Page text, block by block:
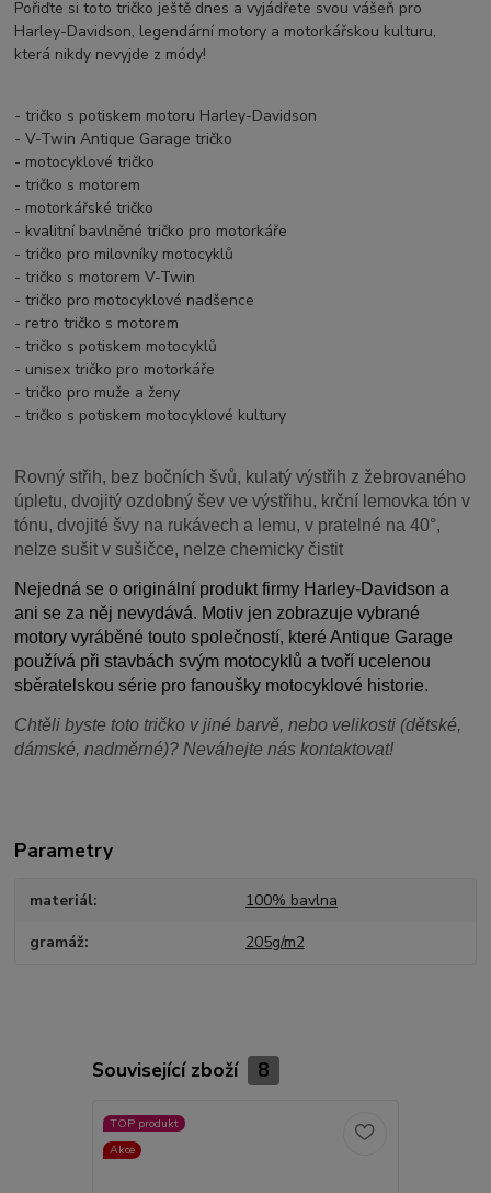
Pořiďte si toto tričko ještě dnes a vyjádřete svou vášeň pro
Harley-Davidson, legendární motory a motorkářskou kulturu,
která nikdy nevyjde z módy!
- tričko s potiskem motoru Harley-Davidson
- V-Twin Antique Garage tričko
- motocyklové tričko
- tričko s motorem
- motorkářské tričko
- kvalitní bavlněné tričko pro motorkáře
- tričko pro milovníky motocyklů
- tričko s motorem V-Twin
- tričko pro motocyklové nadšence
- retro tričko s motorem
- tričko s potiskem motocyklů
- unisex tričko pro motorkáře
- tričko pro muže a ženy
- tričko s potiskem motocyklové kultury
Rovný střih, bez bočních švů, kulatý výstřih z žebrovaného
úpletu, dvojitý ozdobný šev ve výstřihu, krční lemovka tón v
tónu, dvojité švy na rukávech a lemu, v pratelné na 40°,
nelze sušit v sušičce, nelze chemicky čistit
Nejedná se o originální produkt firmy Harley-Davidson a
ani se za něj nevydává. Motiv jen zobrazuje vybrané
motory vyráběné touto společností, které Antique Garage
používá při stavbách svým motocyklů a tvoří ucelenou
sběratelskou série pro fanoušky motocyklové historie.
Chtěli byste toto tričko v jiné barvě, nebo velikosti (dětské,
dámské, nadměrné)? Neváhejte nás kontaktovat!
Parametry
materiál 100% bavlna
gramáž 205g/m2
Související zboží 8
TOP produkt
Akce